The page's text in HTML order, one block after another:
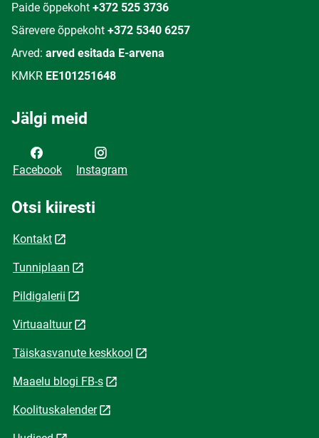
Paide õppekoht +372 525 3736
Särevere õppekoht +372 5340 6257
Arved: arved esitada E-arvena
KMKR EE101251648
Jälgi meid
Facebook Instagram
Otsi kiiresti
Kontakt
Tunniplaan
Pildigalerii
Virtuaaltuur
Täiskasvanute keskkool
Maaelu blogi FB-s
Koolituskalender